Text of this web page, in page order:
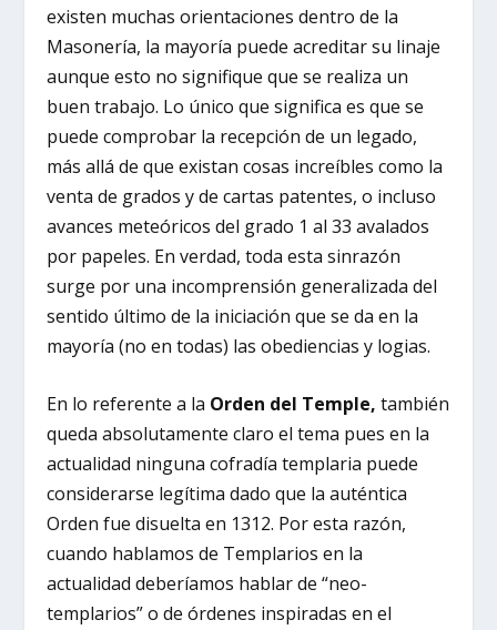
existen muchas orientaciones dentro de la
Masonería, la mayoría puede acreditar su linaje
aunque esto no signifique que se realiza un
buen trabajo. Lo único que significa es que se
puede comprobar la recepción de un legado,
más allá de que existan cosas increíbles como la
venta de grados y de cartas patentes, o incluso
avances meteóricos del grado 1 al 33 avalados
por papeles. En verdad, toda esta sinrazón
surge por una incomprensión generalizada del
sentido último de la iniciación que se da en la
mayoría (no en todas) las obediencias y logias.
En lo referente a la Orden del Temple, también
queda absolutamente claro el tema pues en la
actualidad ninguna cofradía templaria puede
considerarse legítima dado que la auténtica
Orden fue disuelta en 1312. Por esta razón,
cuando hablamos de Templarios en la
actualidad deberíamos hablar de “neo-
templarios” o de órdenes inspiradas en el